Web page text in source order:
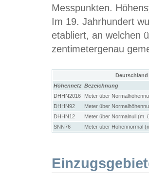
Messpunkten.
Im 19. Jahrhundert
etabliert, an welchen
zentimetergenau
Höhennetz Bezeichnung
DHHN2016
Meter über
DHHN92
Meter über
DHHN12
Meter über Normalnull (m.
SNN76
Meter über Höhennormal